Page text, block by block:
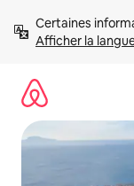
directement
Afficher la